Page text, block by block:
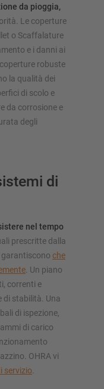
da pioggia,
Le coperture
o Scaffalature
e i danni ai
robuste
la qualità dei
di scolo e
da corrosione e
degli
di
nel tempo
prescritte dalla
garantiscono che
. Un piano
correnti e
di stabilità. Una
di ispezione,
di carico
OHRA vi
servizio.